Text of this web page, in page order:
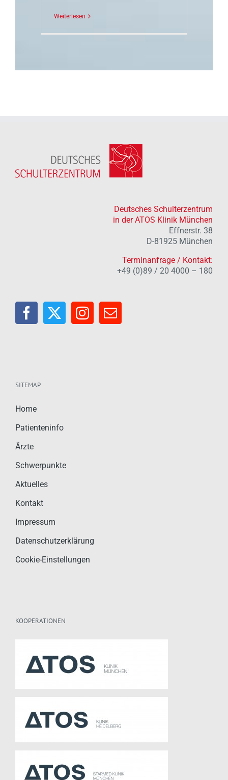
Weiterlesen
Deutsches Schulterzentrum
in der ATOS Klinik München
Effnerstr. 38
D-81925 München
Terminanfrage / Kontakt:
+49 (0)89 / 20 4000 – 180
SITEMAP
Home
Patienteninfo
Ärzte
Schwerpunkte
Aktuelles
Kontakt
Impressum
Datenschutzerklärung
Cookie-Einstellungen
KOOPERATIONEN